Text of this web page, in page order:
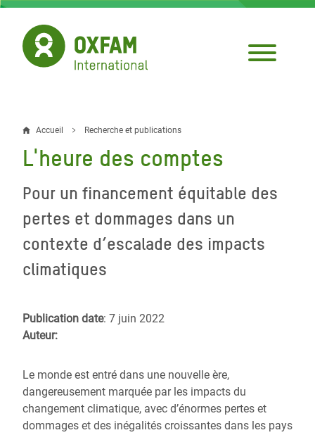
Aller
contenu
principal
Fil
d'Ariane
Accueil Recherche et publications
L'heure des comptes
Pour un financement équitable des
pertes et dommages dans un
contexte d’escalade des impacts
climatiques
Publication date: 7 juin 2022
Auteur:
Le monde est entré dans une nouvelle ère,
dangereusement marquée par les impacts du
changement climatique, avec d’énormes pertes et
dommages et des inégalités croissantes dans les pays